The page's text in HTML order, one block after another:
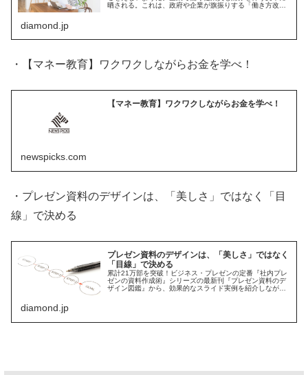
晒される。これは、政府や企業が旗振りする「働き方改
diamond.jp
・【マネー教育】ワクワクしながらお金を学べ！
【マネー教育】ワクワクしながらお金を学べ！
newspicks.com
・プレゼン資料のデザインは、「美しさ」ではなく「目
線」で決める
プレゼン資料のデザインは、「美しさ」ではなく
「目線」で決める
累計21万部を突破！ビジネス・プレゼンの定番『社内プレ
ゼンの資料作成術』シリーズの最新刊『プレゼン資料のデ
ザイン図鑑』から、効果的なスライド実例を紹介しなが
diamond.jp